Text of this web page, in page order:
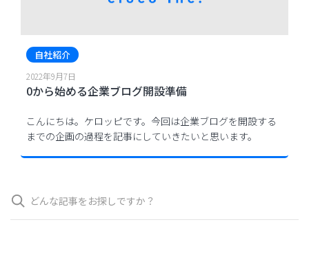
自社紹介
2022年9月7日
0から始める企業ブログ開設準備
こんにちは。ケロッピです。今回は企業ブログを開設する
までの企画の過程を記事にしていきたいと思います。
索